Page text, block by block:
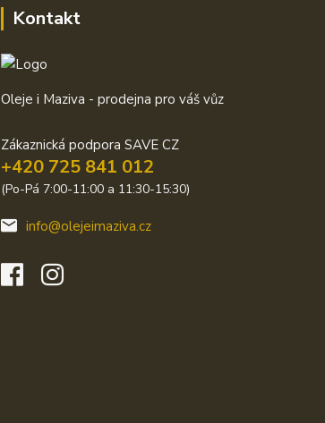
Kontakt
Oleje i Maziva - prodejna pro váš vůz
Zákaznická podpora SAVE CZ
+420 725 841 012
(Po-Pá 7:00-11:00 a 11:30-15:30)
info@olejeimaziva.cz